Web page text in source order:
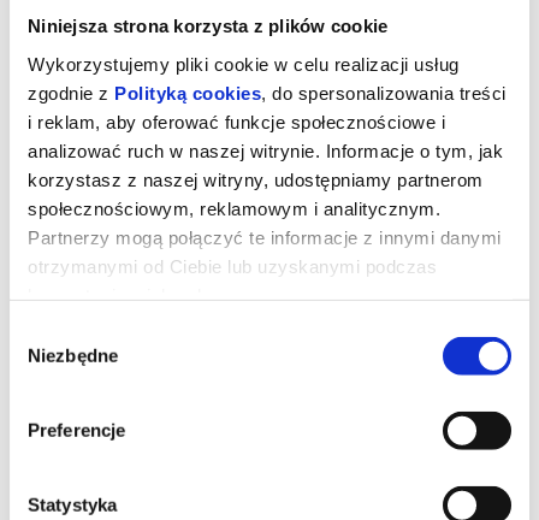
Niniejsza strona korzysta z plików cookie
Wykorzystujemy pliki cookie w celu realizacji usług
zgodnie z Polityką cookies , do spersonalizowania treści
i reklam, aby oferować funkcje społecznościowe i
analizować ruch w naszej witrynie. Informacje o tym, jak
korzystasz z naszej witryny, udostępniamy partnerom
społecznościowym, reklamowym i analitycznym.
Partnerzy mogą połączyć te informacje z innymi danymi
otrzymanymi od Ciebie lub uzyskanymi podczas
zgody
Niezbędne
Preferencje
Statystyka
Dominacja Shao Khana (Martyn Ford) wreszcie musi zostać
przerwana. Dlatego mnich Liu Kang (Ludi Lin), była elitarną
żołnierka Sonya Blade (Jessica McNamee), jej mentor Jax Briggs
udziela im Johnny Cage (Karl Urban), a cała grupa rzuca się w wir
brutalnych walk, w których stawką jest coś więcej niż tylko własna